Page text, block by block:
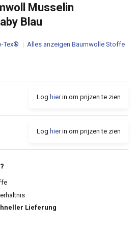
Musselin
Blau
Tex® Alles anzeigen Baumwolle Stoffe
Log hierin om prijzen te zien
Log hierin om prijzen te zien
Lieferung